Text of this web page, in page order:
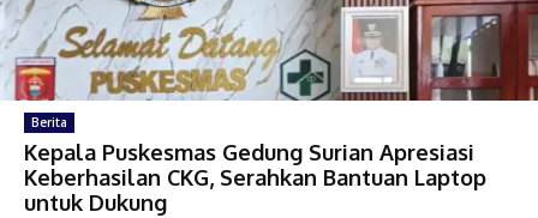
Berita
Kepala Puskesmas Gedung Surian Apresiasi
Keberhasilan CKG, Serahkan Bantuan Laptop
untuk Dukung